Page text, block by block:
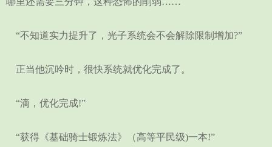
“不知道实力提升了，光子系统会不会解除限制增加?”
正当他沉吟时，很快系统就优化完成了。
“滴，优化完成!”
“获得《基础骑士锻炼法》（高等平民级)一本!”